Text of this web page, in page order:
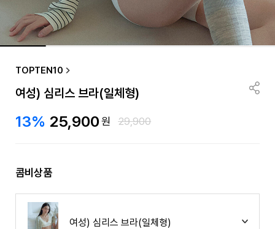
TOPTEN10
여성) 심리스 브라(일체형)
13% 25,900원 29,900
콤비상품
여성) 심리스 브라(일체형)